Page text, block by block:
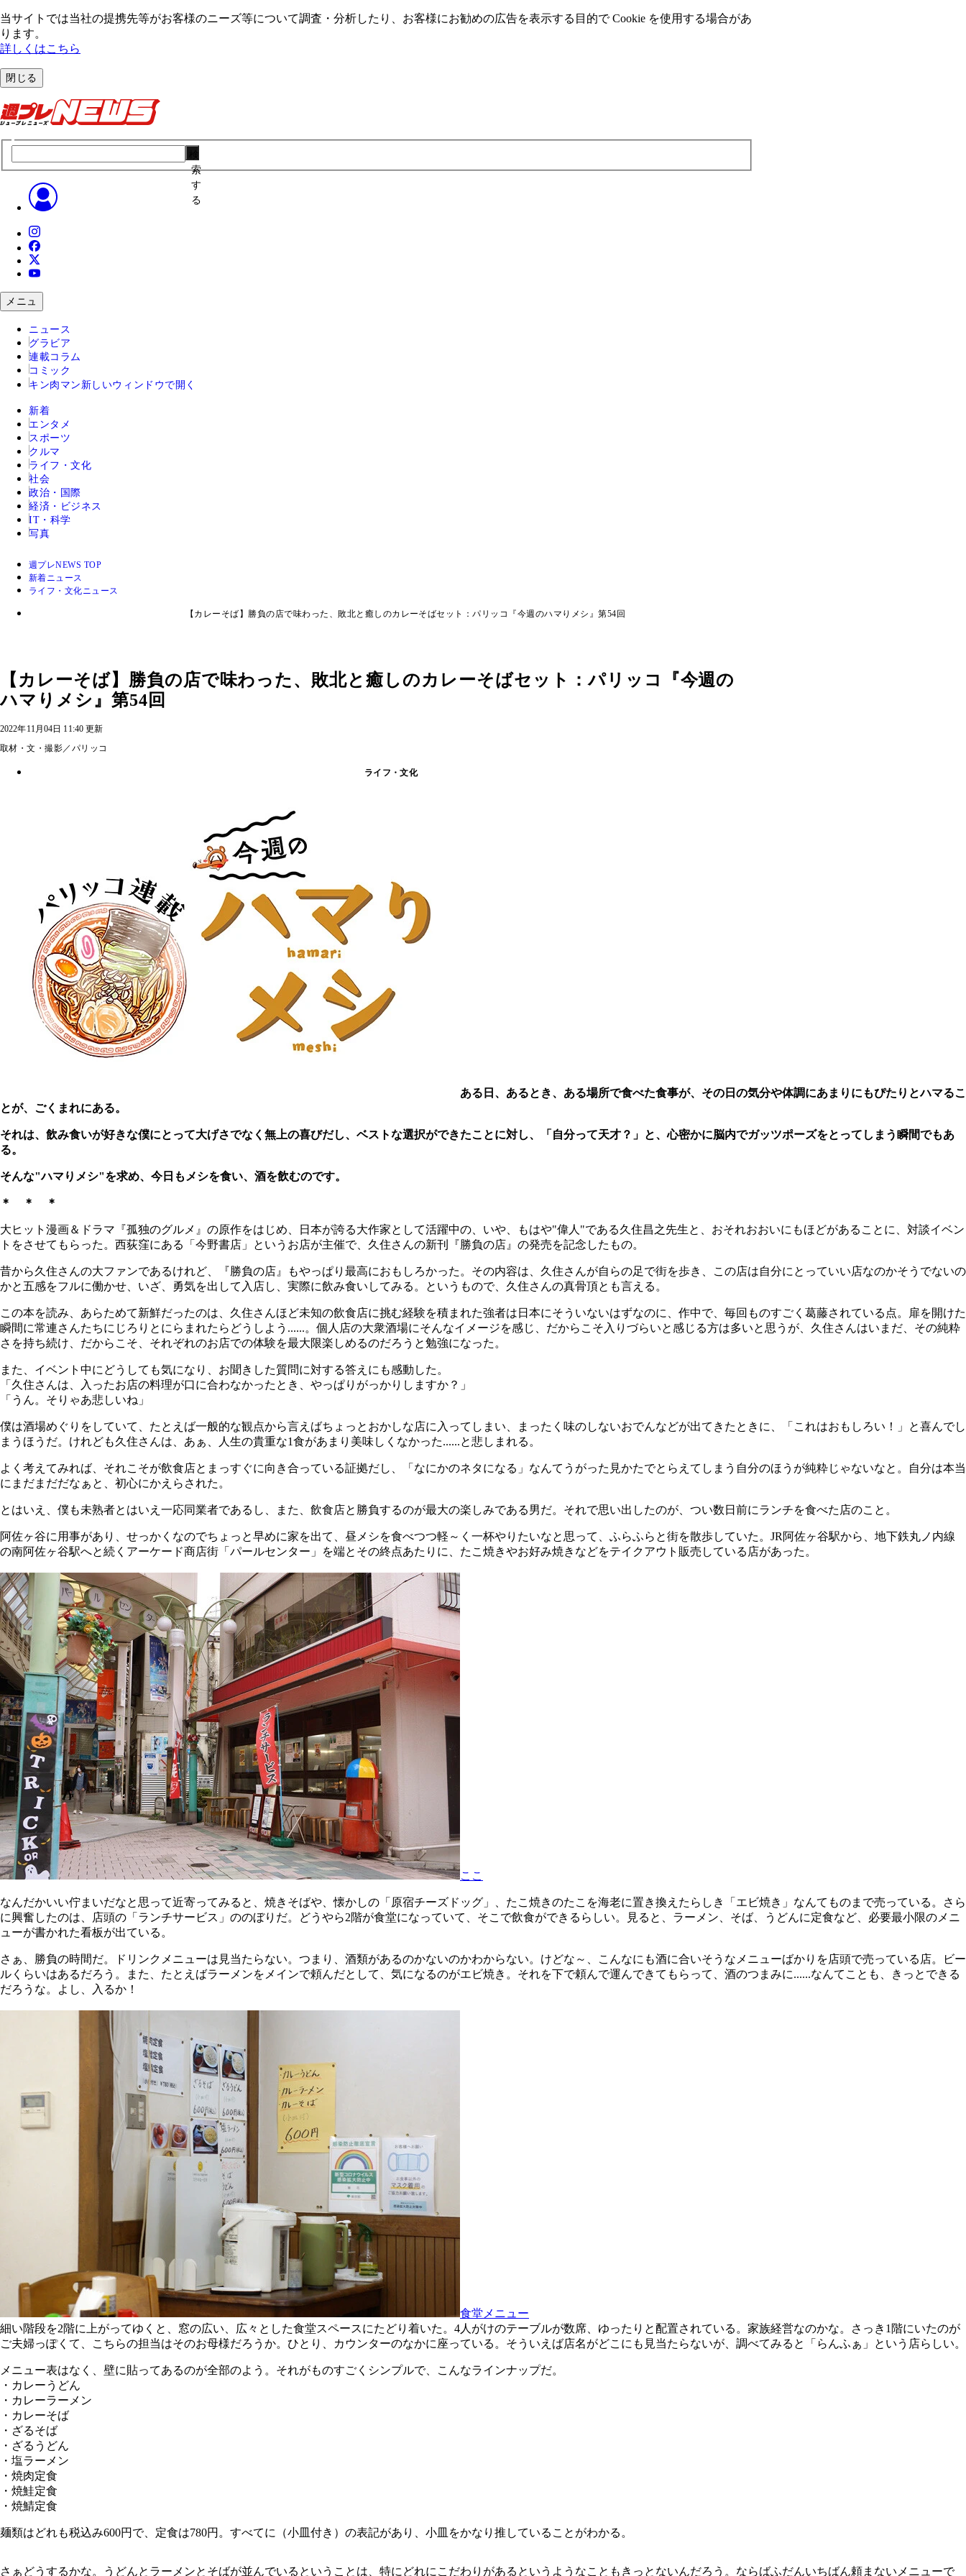
当サイトでは当社の提携先等がお客様のニーズ等について調査・分析したり、お客様にお勧めの広告を表⽰する⽬的で Cookie を使⽤する場合があ
ります。
詳しくはこちら
閉じる
索
す
る
メニュ
ニュース
グラビア
連載コラム
コミック
キン肉マン 新しいウィンドウで開く
新着
エンタメ
スポーツ
クルマ
ライフ・文化
社会
政治・国際
経済・ビジネス
IT・科学
写真
週プレNEWS TOP
新着ニュース
ライフ・文化ニュース
【カレーそば】勝負の店で味わった、敗北と癒しのカレーそばセット：パリッコ『今週のハマりメシ』第54回
【カレーそば】勝負の店で味わった、敗北と癒しのカレーそばセット：パリッコ『今週の
ハマりメシ』第54回
2022年11月04日 11:40 更新
取材・文・撮影／パリッコ
ライフ・文化
ある日、あるとき、ある場所で食べた食事が、その日の気分や体調にあまりにもぴたりとハマるこ
とが、ごくまれにある。
それは、飲み食いが好きな僕にとって大げさでなく無上の喜びだし、ベストな選択ができたことに対し、「自分って天才？」と、心密かに脳内でガッツポーズをとってしまう瞬間でもあ
る。
そんな"ハマりメシ"を求め、今日もメシを食い、酒を飲むのです。
＊ ＊ ＊
大ヒット漫画＆ドラマ『孤独のグルメ』の原作をはじめ、日本が誇る大作家として活躍中の、いや、もはや"偉人"である久住昌之先生と、おそれおおいにもほどがあることに、対談イベン
トをさせてもらった。西荻窪にある「今野書店」というお店が主催で、久住さんの新刊『勝負の店』の発売を記念したもの。
昔から久住さんの大ファンであるけれど、『勝負の店』もやっぱり最高におもしろかった。その内容は、久住さんが自らの足で街を歩き、この店は自分にとっていい店なのかそうでないの
かと五感をフルに働かせ、いざ、勇気を出して入店し、実際に飲み食いしてみる。というもので、久住さんの真骨頂とも言える。
この本を読み、あらためて新鮮だったのは、久住さんほど未知の飲食店に挑む経験を積まれた強者は日本にそういないはずなのに、作中で、毎回ものすごく葛藤されている点。扉を開けた
瞬間に常連さんたちにじろりとにらまれたらどうしよう......。個人店の大衆酒場にそんなイメージを感じ、だからこそ入りづらいと感じる方は多いと思うが、久住さんはいまだ、その純粋
さを持ち続け、だからこそ、それぞれのお店での体験を最大限楽しめるのだろうと勉強になった。
また、イベント中にどうしても気になり、お聞きした質問に対する答えにも感動した。
「久住さんは、入ったお店の料理が口に合わなかったとき、やっぱりがっかりしますか？」
「うん。そりゃあ悲しいね」
僕は酒場めぐりをしていて、たとえば一般的な観点から言えばちょっとおかしな店に入ってしまい、まったく味のしないおでんなどが出てきたときに、「これはおもしろい！」と喜んでし
まうほうだ。けれども久住さんは、あぁ、人生の貴重な1食があまり美味しくなかった......と悲しまれる。
よく考えてみれば、それこそが飲食店とまっすぐに向き合っている証拠だし、「なにかのネタになる」なんてうがった見かたでとらえてしまう自分のほうが純粋じゃないなと。自分は本当
にまだまだだなぁと、初心にかえらされた。
とはいえ、僕も未熟者とはいえ一応同業者であるし、また、飲食店と勝負するのが最大の楽しみである男だ。それで思い出したのが、つい数日前にランチを食べた店のこと。
阿佐ヶ谷に用事があり、せっかくなのでちょっと早めに家を出て、昼メシを食べつつ軽～く一杯やりたいなと思って、ふらふらと街を散歩していた。JR阿佐ヶ谷駅から、地下鉄丸ノ内線
の南阿佐ヶ谷駅へと続くアーケード商店街「パールセンター」を端とその終点あたりに、たこ焼きやお好み焼きなどをテイクアウト販売している店があった。
ここ
なんだかいい佇まいだなと思って近寄ってみると、焼きそばや、懐かしの「原宿チーズドッグ」、たこ焼きのたこを海老に置き換えたらしき「エビ焼き」なんてものまで売っている。さら
に興奮したのは、店頭の「ランチサービス」ののぼりだ。どうやら2階が食堂になっていて、そこで飲食ができるらしい。見ると、ラーメン、そば、うどんに定食など、必要最小限のメニ
ューが書かれた看板が出ている。
さぁ、勝負の時間だ。ドリンクメニューは見当たらない。つまり、酒類があるのかないのかわからない。けどな～、こんなにも酒に合いそうなメニューばかりを店頭で売っている店。ビー
ルくらいはあるだろう。また、たとえばラーメンをメインで頼んだとして、気になるのがエビ焼き。それを下で頼んで運んできてもらって、酒のつまみに......なんてことも、きっとできる
だろうな。よし、入るか！
食堂メニュー
細い階段を2階に上がってゆくと、窓の広い、広々とした食堂スペースにたどり着いた。4人がけのテーブルが数席、ゆったりと配置されている。家族経営なのかな。さっき1階にいたのが
ご夫婦っぽくて、こちらの担当はそのお母様だろうか。ひとり、カウンターのなかに座っている。そういえば店名がどこにも見当たらないが、調べてみると「らんふぁ」という店らしい。
メニュー表はなく、壁に貼ってあるのが全部のよう。それがものすごくシンプルで、こんなラインナップだ。
・カレーうどん
・カレーラーメン
・カレーそば
・ざるそば
・ざるうどん
・塩ラーメン
・焼肉定食
・焼鮭定食
・焼鯖定食
麺類はどれも税込み600円で、定食は780円。すべてに（小皿付き）の表記があり、小皿をかなり推していることがわかる。
さぁどうするかな。うどんとラーメンとそばが並んでいるということは、特にどれにこだわりがあるというようなこともきっとないんだろう。ならばふだんいちばん頼まないメニューで